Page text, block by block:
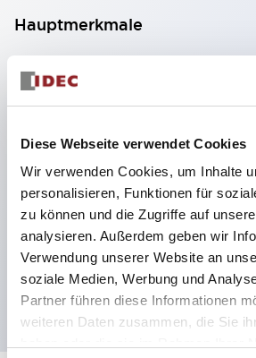
Diese Webseite verwendet Cookies
Wir verwenden Cookies, um Inhalte
personalisieren, Funktionen für
zu können und die Zugriffe auf
analysieren. Außerdem geben wir
Verwendung unserer Website an
soziale Medien, Werbung und
Partner führen diese Informationen
weiteren Daten zusammen, die Sie
Hauptmerkmale
2-Kontakt-Block mit 2 Stufen,
Kontakt-Konfiguration
Paneltiefe 39,9 mm (※ 11-
59,9 mm (※ 22-stufiger
Platzsparendes Design möglich.
Sicherheitsstruktur der 3.
Freisetzung, integrierter
Fingerschutzstruktur